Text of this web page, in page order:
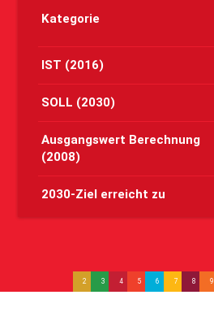
Kategorie
IST (2016)
SOLL (2030)
Ausgangswert Berechnung
(2008)
2030-Ziel erreicht zu
2 3 4 5 6 7 8 9